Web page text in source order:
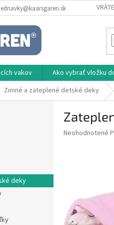
vakov Ako vybrať vložku
Zimné a zateplené detské deky
deky
Priemerné
hviezdičiek.
Neohodnotené